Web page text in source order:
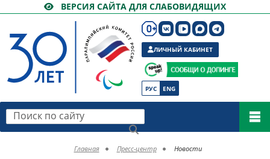
ВЕРСИЯ САЙТА ДЛЯ СЛАБОВИДЯЩИХ
РУС ENG
ЛИЧНЫЙ КАБИНЕТ
Поиск по сайту
Главная Пресс-центр Новости